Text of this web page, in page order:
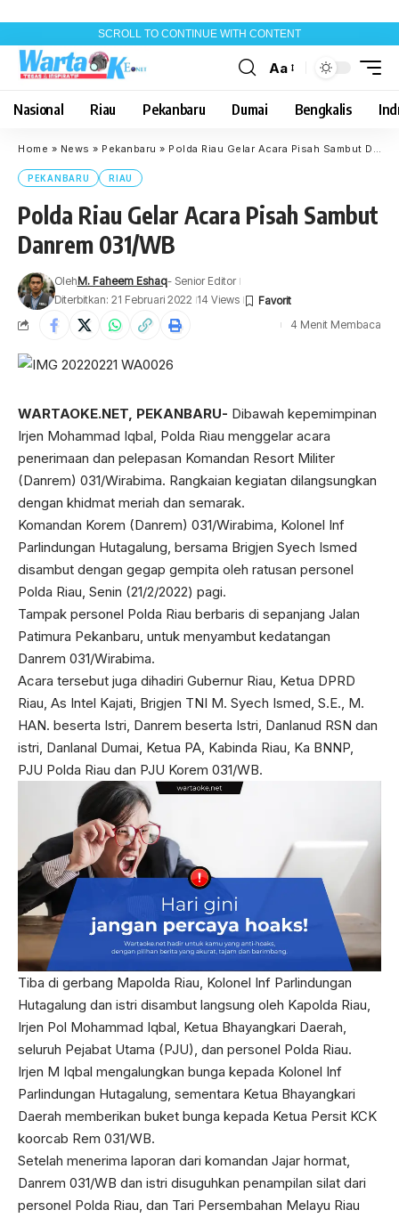
SCROLL TO CONTINUE WITH CONTENT
Font
Aa
Nasional Riau Pekanbaru Dumai Bengkalis
Home » News » Pekanbaru » Polda Riau Gelar Acara Pisah Sambut Danrem 031/WB
PEKANBARU RIAU
Polda Riau Gelar Acara Pisah Sambut
Danrem 031/WB
OlehM. Faheem Eshaq- Senior Editor
Diterbitkan: 21 Februari 2022 14 Views
4 Menit Membaca
WARTAOKE.NET, PEKANBARU- Dibawah kepemimpinan
Irjen Mohammad Iqbal, Polda Riau menggelar acara
penerimaan dan pelepasan Komandan Resort Militer
(Danrem) 031/Wirabima. Rangkaian kegiatan dilangsungkan
dengan khidmat meriah dan semarak.
Komandan Korem (Danrem) 031/Wirabima, Kolonel Inf
Parlindungan Hutagalung, bersama Brigjen Syech Ismed
disambut dengan gegap gempita oleh ratusan personel
Polda Riau, Senin (21/2/2022) pagi.
Tampak personel Polda Riau berbaris di sepanjang Jalan
Patimura Pekanbaru, untuk menyambut kedatangan
Danrem 031/Wirabima.
Acara tersebut juga dihadiri Gubernur Riau, Ketua DPRD
Riau, As Intel Kajati, Brigjen TNI M. Syech Ismed, S.E., M.
HAN. beserta Istri, Danrem beserta Istri, Danlanud RSN dan
istri, Danlanal Dumai, Ketua PA, Kabinda Riau, Ka BNNP,
PJU Polda Riau dan PJU Korem 031/WB.
Tiba di gerbang Mapolda Riau, Kolonel Inf Parlindungan
Hutagalung dan istri disambut langsung oleh Kapolda Riau,
Irjen Pol Mohammad Iqbal, Ketua Bhayangkari Daerah,
seluruh Pejabat Utama (PJU), dan personel Polda Riau.
Irjen M Iqbal mengalungkan bunga kepada Kolonel Inf
Parlindungan Hutagalung, sementara Ketua Bhayangkari
Daerah memberikan buket bunga kepada Ketua Persit KCK
koorcab Rem 031/WB.
Setelah menerima laporan dari komandan Jajar hormat,
Danrem 031/WB dan istri disuguhkan penampilan silat dari
personel Polda Riau, dan Tari Persembahan Melayu Riau